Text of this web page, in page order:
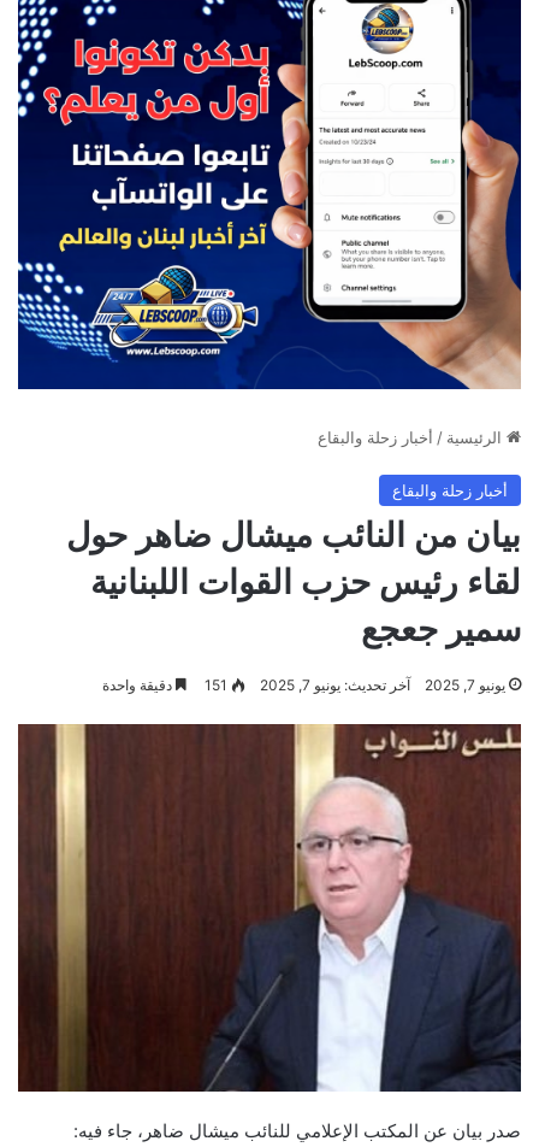
الرئيسية / أخبار زحلة والبقاع
أخبار زحلة والبقاع
بيان من النائب ميشال ضاهر حول
لقاء رئيس حزب القوات اللبنانية
سمير جعجع
يونيو 7, 2025 آخر تحديث: يونيو 7, 2025 151 دقيقة واحدة
صدر بيان عن المكتب الإعلامي للنائب ميشال ضاهر، جاء فيه: